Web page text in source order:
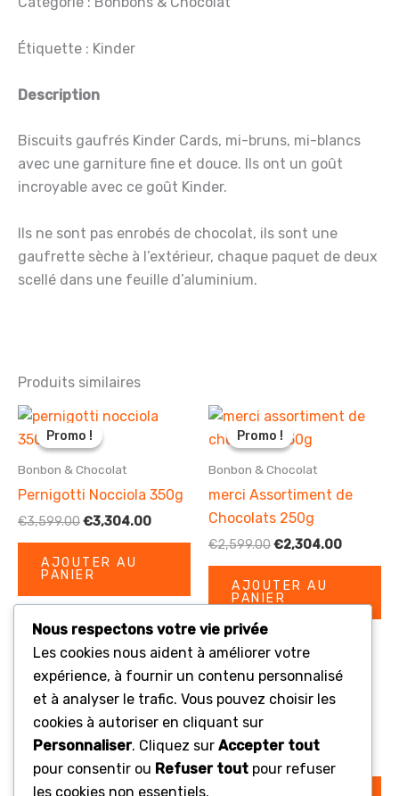
Étiquette : Kinder
Description
Biscuits gaufrés Kinder Cards, mi-bruns, mi-blancs
avec une garniture fine et douce. Ils ont un goût
incroyable avec ce goût Kinder.
Ils ne sont pas enrobés de chocolat, ils sont une
gaufrette sèche à l’extérieur, chaque paquet de deux
scellé dans une feuille d’aluminium.
Produits similaires
Promo !
Promo !
Bonbon & Chocolat
Pernigotti Nocciola 350g
€3,599.00Le
était :
€3,304.00Le
AJOUTER AU
PANIER
Promo !
Promo !
Bonbon & Chocolat
merci Assortiment de
Chocolats 250g
€2,599.00Le
était :
€2,599.00.
€2,304.00Le
AJOUTER AU
PANIER
Promo !
Promo !
Bonbon & Chocolat
Pringles Crème Sure &
Herbes 165g
Promo !
Promo !
Bonbon & Chocolat
Ferrero Rocher 200g
€ 3,499.00 Le
prix
€ 3,200.00
Nous respectons votre vie privée
Les cookies nous aident à améliorer votre
expérience, à fournir un contenu personnalisé
et à analyser le trafic. Vous pouvez choisir les
cookies à autoriser en cliquant sur
Personnaliser. Cliquez sur Accepter tout
pour consentir ou Refuser tout pour refuser
les cookies non essentiels.